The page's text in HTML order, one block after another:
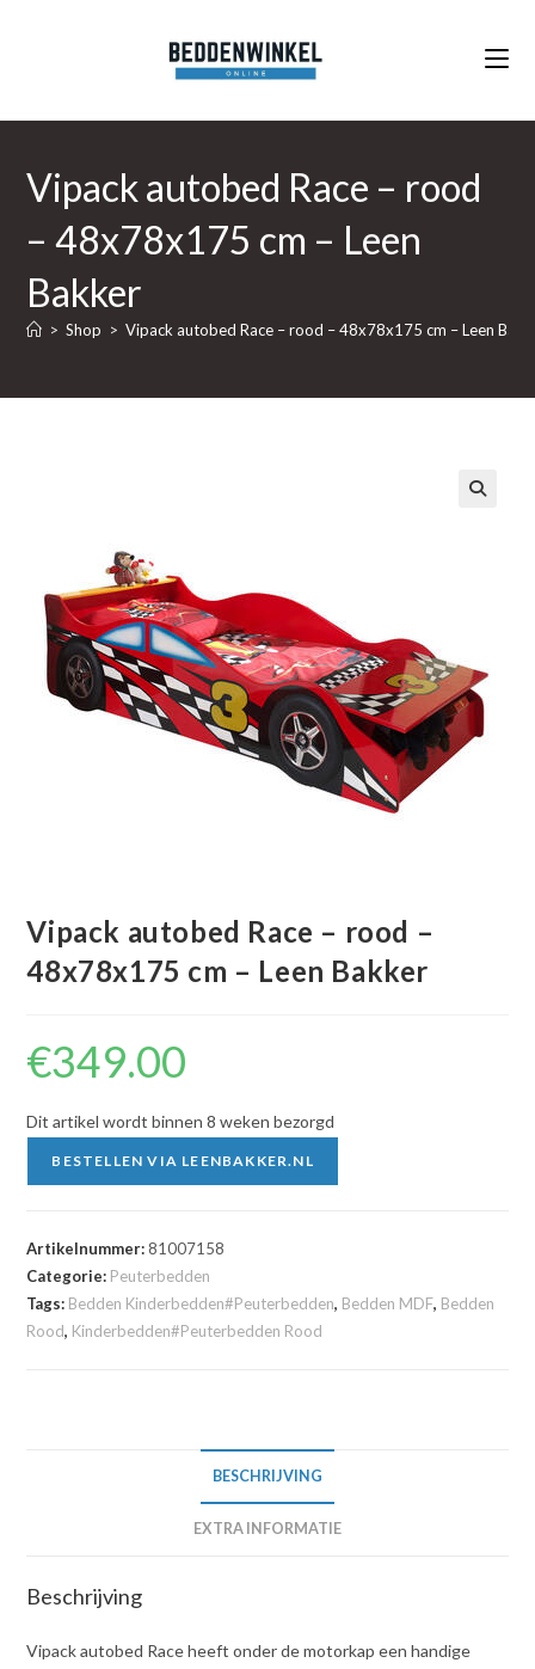
Vipack autobed Race – rood
– 48x78x175 cm – Leen
Bakker
> Shop > Vipack autobed Race – rood – 48x78x175 cm – Leen
Vipack autobed Race – rood –
48x78x175 cm – Leen Bakker
€349.00
Dit artikel wordt binnen 8 weken bezorgd
BESTELLEN VIA LEENBAKKER.NL
Artikelnummer:81007158
Categorie: Peuterbedden
Tags: Bedden Kinderbedden#Peuterbedden, Bedden MDF, Bedden
Rood, Kinderbedden#Peuterbedden Rood
BESCHRIJVING
EXTRA INFORMATIE
Beschrijving
Vipack autobed Race heeft onder de motorkap een handige